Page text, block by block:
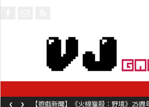
【遊戲新聞】《火線獵殺：野境》25
‹ ›